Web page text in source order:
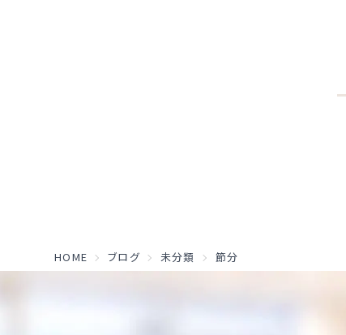
HOME ブログ 未分類 節分